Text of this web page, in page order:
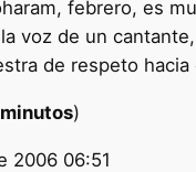
febrero, es
voz de un
de respeto hacia
minutos)
2006 06:51